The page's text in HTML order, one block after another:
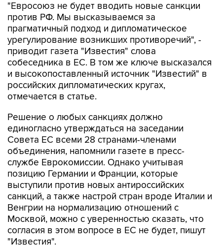
"Евросоюз не будет вводить новые санкции
против РФ. Мы высказываемся за
прагматичный подход и дипломатическое
урегулирование возникших противоречий", -
приводит газета "Известия" слова
собеседника в ЕС. В том же ключе высказался
и высокопоставленный источник "Известий" в
российских дипломатических кругах,
отмечается в статье.
Решение о любых санкциях должно
единогласно утверждаться на заседании
Совета ЕС всеми 28 странами-членами
объединения, напомнили газете в пресс-
службе Еврокомиссии. Однако учитывая
позицию Германии и Франции, которые
выступили против новых антироссийских
санкций, а также настрой стран вроде Италии и
Венгрии на нормализацию отношений с
Москвой, можно с уверенностью сказать, что
согласия в этом вопросе в ЕС не будет, пишут
"Известия".